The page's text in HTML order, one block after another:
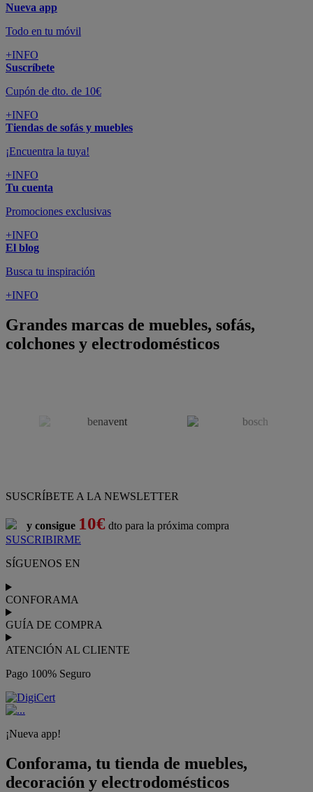
Nueva app
Todo en tu móvil
+INFO
Suscríbete
Cupón de dto. de 10€
+INFO
Tiendas de sofás y muebles
¡Encuentra la tuya!
+INFO
Tu cuenta
Promociones exclusivas
+INFO
El blog
Busca tu inspiración
+INFO
Grandes marcas de muebles, sofás,
colchones y electrodomésticos
SUSCRÍBETE A LA NEWSLETTER
y consigue 10€ dto para la próxima compra
SUSCRIBIRME
SÍGUENOS EN
CONFORAMA
GUÍA DE COMPRA
ATENCIÓN AL CLIENTE
Pago 100% Seguro
¡Nueva app!
Conforama, tu tienda de muebles,
decoración y electrodomésticos